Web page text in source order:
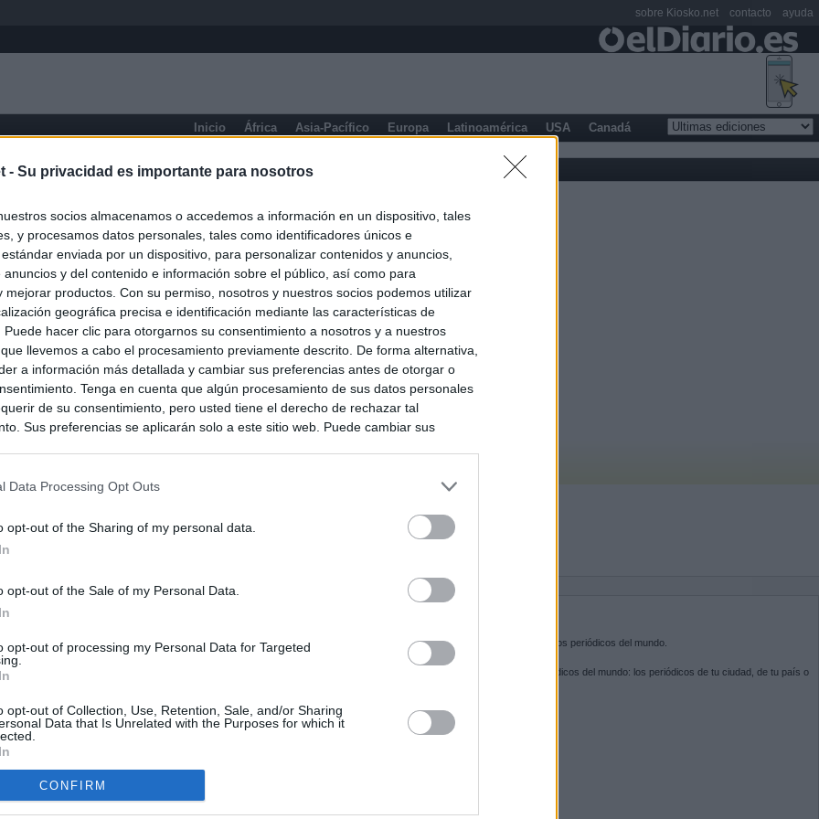
- Su privacidad es importante para nosotros
socios almacenamos o accedemos a información en un dispositivo, tales
y procesamos datos personales, tales como identificadores únicos e
enviada por un dispositivo, para personalizar contenidos y anuncios,
anuncios y del contenido e información sobre el público, así como para
mejorar productos. Con su permiso, nosotros y nuestros socios podemos utilizar
geográfica precisa e identificación mediante las características de
Puede hacer clic para otorgarnos su consentimiento a nosotros y a nuestros
llevemos a cabo el procesamiento previamente descrito. De forma alternativa,
a información más detallada y cambiar sus preferencias antes de otorgar o
Tenga en cuenta que algún procesamiento de sus datos personales
de su consentimiento, pero usted tiene el derecho de rechazar tal
Sus preferencias se aplicarán solo a este sitio web. Puede cambiar sus
Data Processing Opt Outs
opt-out of the Sharing of my personal data.
opt-out of the Sale of my Personal Data.
opt-out of processing my Personal Data for Targeted
opt-out of Collection, Use, Retention, Sale, and/or Sharing
Data that Is Unrelated with the Purposes for which it
CONFIRM
Inicio África Asia-Pacífico Europa Latinoamérica USA Canadá
Ayuso señaló por la compra del ático: "Lo que no se dice es
residencia oficial para la presidenta"
Ayuso no puede destinar directamente la venta del ático de
por los incendios
Kiosko.netes la puerta de entrada a los periódicos del mundo.
Navega por las portadas de los periódicos del mundo: los periódicos de tu ciudad, de tu país o
SÍGUENOS
sobre Kiosko.net contacto ayuda